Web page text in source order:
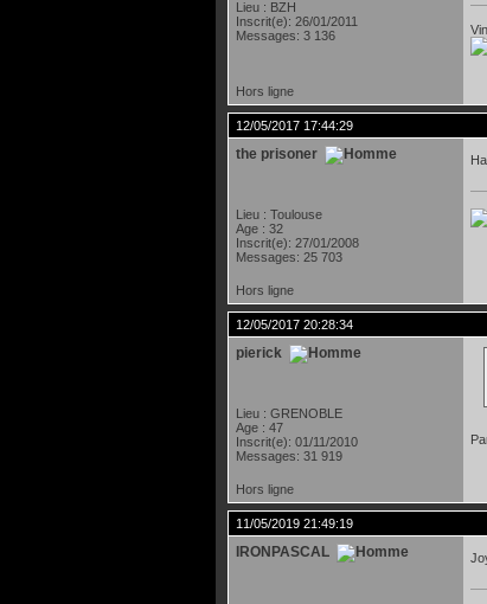
Lieu : BZH
Inscrit(e): 26/01/2011
Messages: 3 136
Hors ligne
12/05/2017 17:44:29
the prisoner
Lieu : Toulouse
Age : 32
Inscrit(e): 27/01/2008
Messages: 25 703
Hors ligne
12/05/2017 20:28:34
pierick
Lieu : GRENOBLE
Age : 47
Inscrit(e): 01/11/2010
Messages: 31 919
Hors ligne
11/05/2019 21:49:19
IRONPASCAL